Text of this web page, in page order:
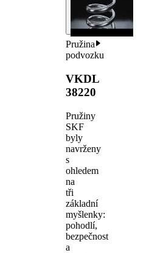
Pružina
podvozku
VKDL
38220
Pružiny
SKF
byly
navrženy
s
ohledem
na
tři
základní
myšlenky:
pohodlí,
bezpečnost
a